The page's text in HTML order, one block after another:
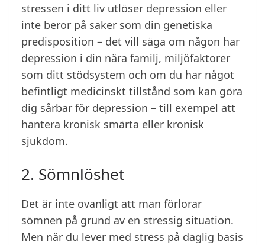
stressen i ditt liv utlöser depression eller
inte beror på saker som din genetiska
predisposition – det vill säga om någon har
depression i din nära familj, miljöfaktorer
som ditt stödsystem och om du har något
befintligt medicinskt tillstånd som kan göra
dig sårbar för depression – till exempel att
hantera kronisk smärta eller kronisk
sjukdom.
2. Sömnlöshet
Det är inte ovanligt att man förlorar
sömnen på grund av en stressig situation.
Men när du lever med stress på daglig basis